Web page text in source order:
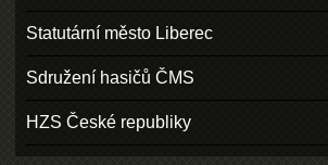
Statutární město Liberec
Sdružení hasičů ČMS
HZS České republiky